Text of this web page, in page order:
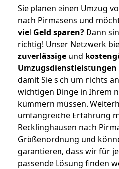
Sie planen einen Umzug
nach Pirmasens und
viel Geld sparen? Dann
richtig! Unser Netzwerk
zuverlässige und
Umzugsdienstleistungen
damit Sie sich um nichts
wichtigen Dinge in Ihrem
kümmern müssen.
umfangreiche Erfahrung
Recklinghausen nach
Größenordnung und
garantieren, dass wir für
passende Lösung finden